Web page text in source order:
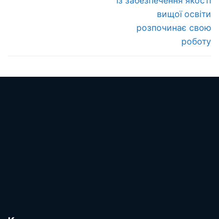
вищої освіти
розпочинає свою
роботу